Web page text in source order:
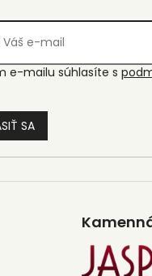
e-mailu súhlasíte s
SA